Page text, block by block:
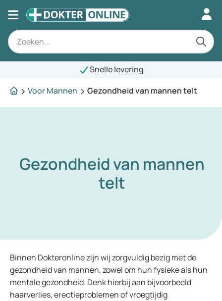
Snelle levering
Voor Mannen
Gezondheid van mannen telt
Gezondheid van mannen
telt
Binnen Dokteronline zijn wij zorgvuldig bezig met de
gezondheid van mannen, zowel om hun fysieke als hun
mentale gezondheid. Denk hierbij aan bijvoorbeeld
haarverlies, erectieproblemen of vroegtijdig